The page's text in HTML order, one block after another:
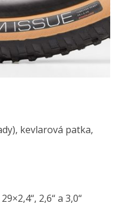
kevlarová patka,
2,6“ a 3,0“